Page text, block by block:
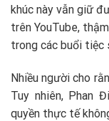
khúc này vẫn giữ
trên YouTube,
trong các buổi tiệc
Nhiều người cho
Tuy nhiên, Phan
quyền thực tế